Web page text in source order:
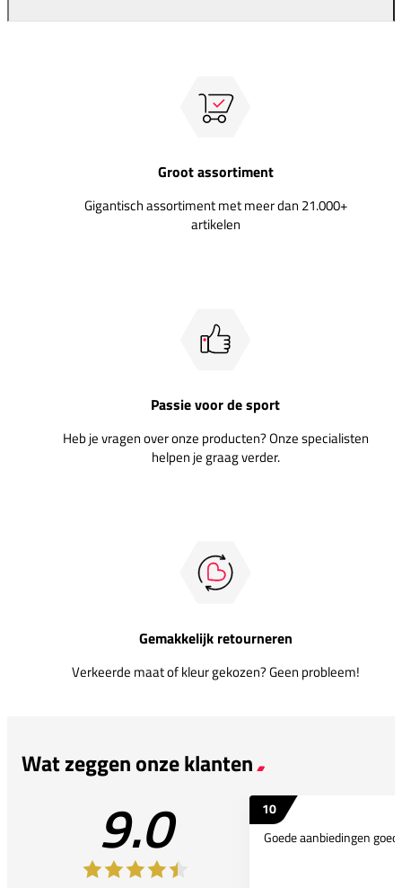
Groot assortiment
Gigantisch assortiment met meer dan 21.000+
artikelen
Passie voor de sport
Heb je vragen over onze producten? Onze specialisten
helpen je graag verder.
Gemakkelijk retourneren
Verkeerde maat of kleur gekozen? Geen probleem!
Wat zeggen onze klanten
9.0
10
Goede aanbiedingen